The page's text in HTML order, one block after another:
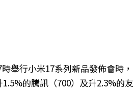
舉行小米17系列新品發佈會時，
的騰訊（700）及升2.3%的友